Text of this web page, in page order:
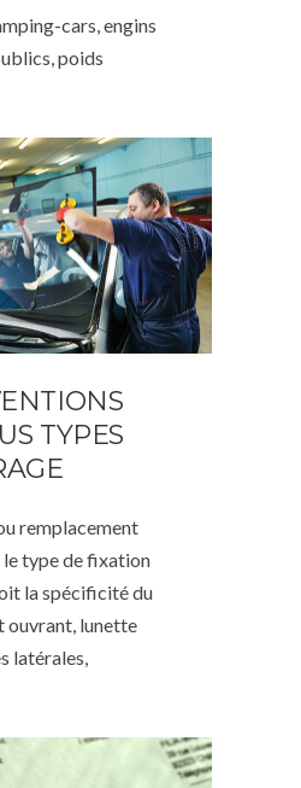
cars, engins
poids
TYPES
remplacement
type de fixation
la spécificité du
ouvrant, lunette
latérales,